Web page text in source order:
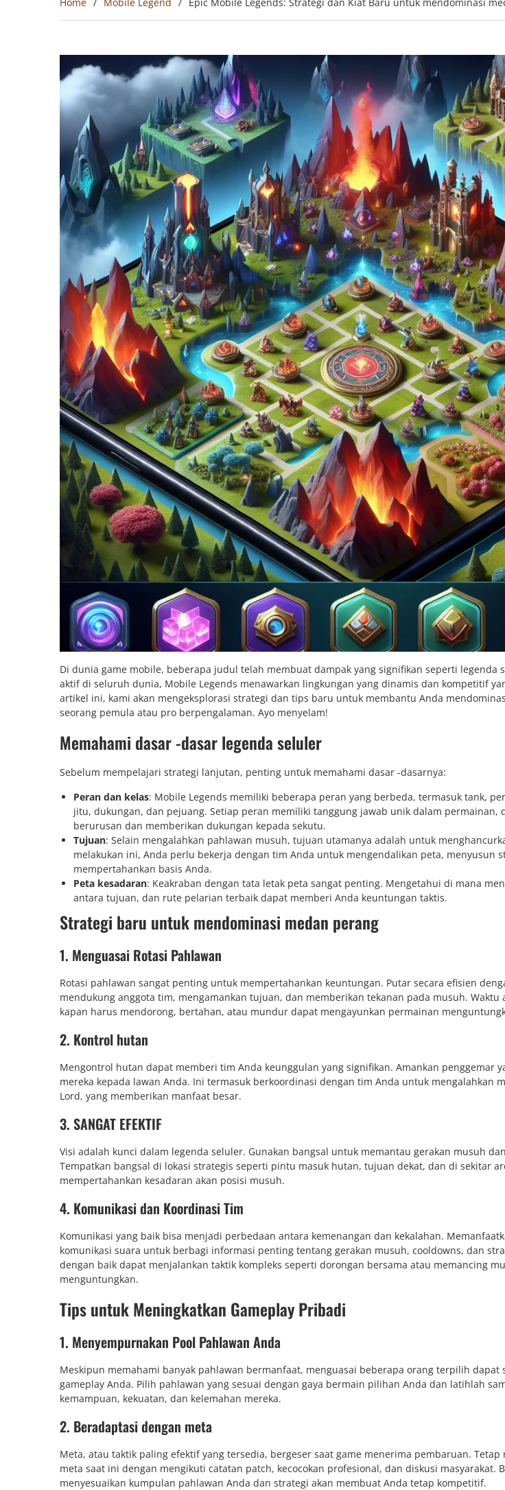
Di dunia game mobile, beberapa judul telah membuat dampak yang signifikan seperti legenda
aktif di seluruh dunia, Mobile Legends menawarkan lingkungan yang dinamis dan kompetitif
artikel ini, kami akan mengeksplorasi strategi dan tips baru untuk membantu Anda
seorang pemula atau pro berpengalaman. Ayo menyelam!
Memahami dasar -dasar legenda seluler
Sebelum mempelajari strategi lanjutan, penting untuk memahami dasar -dasarnya:
Peran dan kelas: Mobile Legends memiliki beberapa peran yang berbeda, termasuk tank,
jitu, dukungan, dan pejuang. Setiap peran memiliki tanggung jawab unik dalam permainan,
berurusan dan memberikan dukungan kepada sekutu.
Tujuan: Selain mengalahkan pahlawan musuh, tujuan utamanya adalah untuk
melakukan ini, Anda perlu bekerja dengan tim Anda untuk mengendalikan peta, menyusun
mempertahankan basis Anda.
Peta kesadaran: Keakraban dengan tata letak peta sangat penting. Mengetahui di mana
antara tujuan, dan rute pelarian terbaik dapat memberi Anda keuntungan taktis.
Strategi baru untuk mendominasi medan perang
1. Menguasai Rotasi Pahlawan
Rotasi pahlawan sangat penting untuk mempertahankan keuntungan. Putar secara efisien
mendukung anggota tim, mengamankan tujuan, dan memberikan tekanan pada musuh. Waktu
kapan harus mendorong, bertahan, atau mundur dapat mengayunkan permainan
2. Kontrol hutan
Mengontrol hutan dapat memberi tim Anda keunggulan yang signifikan. Amankan penggemar
mereka kepada lawan Anda. Ini termasuk berkoordinasi dengan tim Anda untuk mengalahkan
Lord, yang memberikan manfaat besar.
3. SANGAT EFEKTIF
Visi adalah kunci dalam legenda seluler. Gunakan bangsal untuk memantau gerakan musuh
Tempatkan bangsal di lokasi strategis seperti pintu masuk hutan, tujuan dekat, dan di sekitar
mempertahankan kesadaran akan posisi musuh.
4. Komunikasi dan Koordinasi Tim
Komunikasi yang baik bisa menjadi perbedaan antara kemenangan dan kekalahan.
komunikasi suara untuk berbagi informasi penting tentang gerakan musuh, cooldowns, dan
dengan baik dapat menjalankan taktik kompleks seperti dorongan bersama atau memancing
menguntungkan.
Tips untuk Meningkatkan Gameplay Pribadi
1. Menyempurnakan Pool Pahlawan Anda
Meskipun memahami banyak pahlawan bermanfaat, menguasai beberapa orang terpilih dapat
gameplay Anda. Pilih pahlawan yang sesuai dengan gaya bermain pilihan Anda dan latihlah
kemampuan, kekuatan, dan kelemahan mereka.
2. Beradaptasi dengan meta
Meta, atau taktik paling efektif yang tersedia, bergeser saat game menerima pembaruan.
meta saat ini dengan mengikuti catatan patch, kecocokan profesional, dan diskusi masyarakat.
menyesuaikan kumpulan pahlawan Anda dan strategi akan membuat Anda tetap kompetitif.